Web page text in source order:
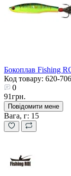
Бокоплав Fishing
Код товару: 620-
0
91грн.
Повідомити мене
Вага, г: 15